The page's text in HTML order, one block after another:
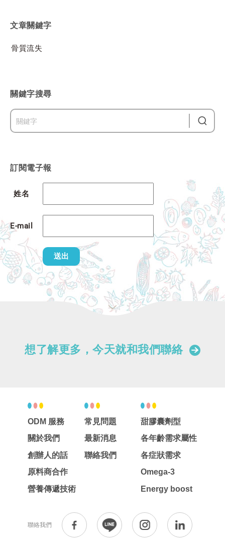
文章關鍵字
骨質流失
關鍵字搜尋
訂閱電子報
姓名
E-mail
送出
想了解更多，今天就和我們聯絡
ODM 服務
關於我們
創辦人的話
原料商合作
營養傳遞技術
常見問題
最新消息
聯絡我們
甜膠囊劑型
各年齡需求屬性
各症狀需求
Omega-3
Energy boost
聯絡我們